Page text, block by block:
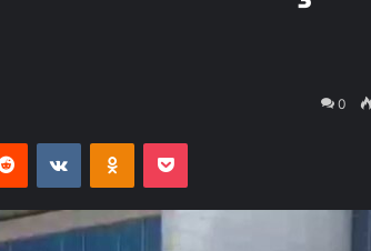
0
Reddit VKontakteOdnoklassniki
Pocket